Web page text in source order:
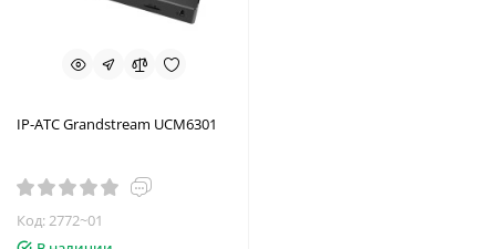
IP-АТС Grandstream UCM6301
Код: 2772~01